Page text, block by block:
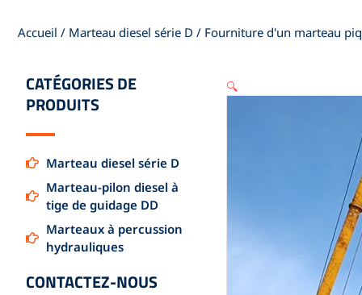
Accueil / Marteau diesel série D / Fourniture d'un marteau
CATÉGORIES DE
PRODUITS
Marteau diesel série D
Marteau-pilon diesel à
tige de guidage DD
Marteaux à percussion
hydrauliques
CONTACTEZ-NOUS
🔍